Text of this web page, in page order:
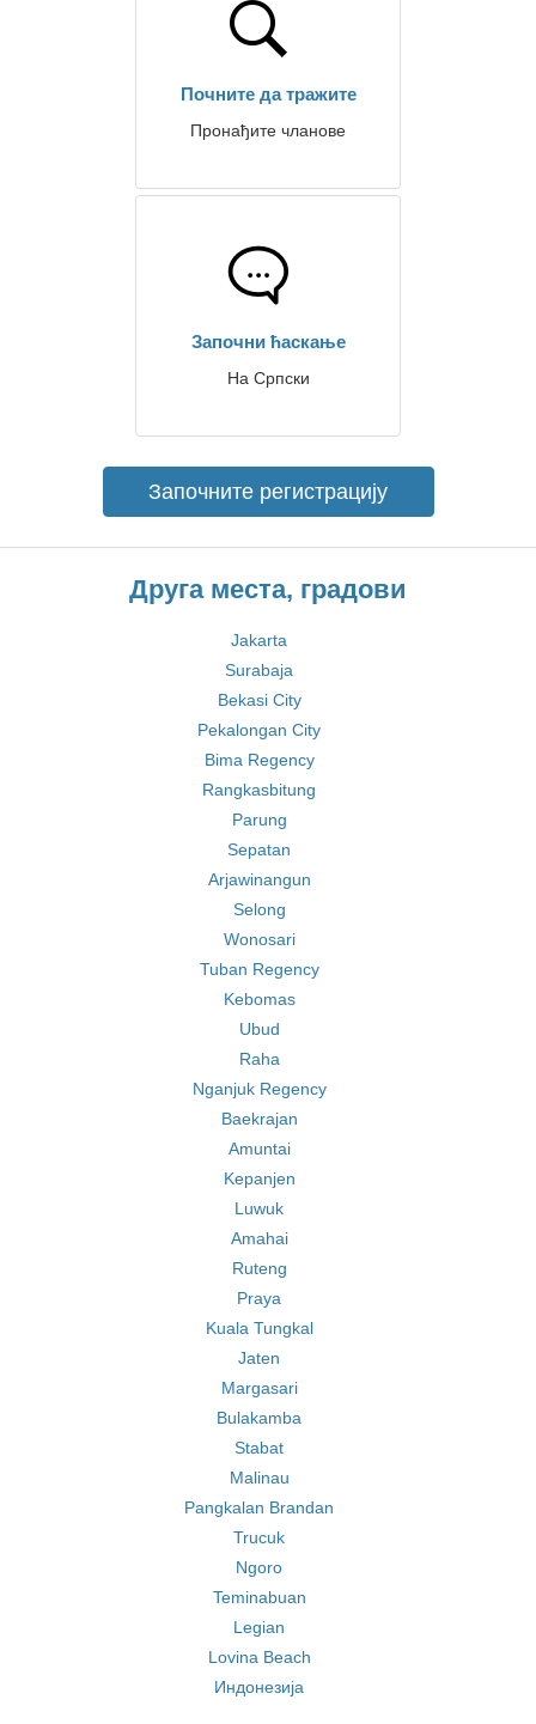
Почните да тражите
Пронађите чланове
Започни ћаскање
На Српски
Започните регистрацију
Друга места, градови
Jakarta
Surabaja
Bekasi City
Pekalongan City
Bima Regency
Rangkasbitung
Parung
Sepatan
Arjawinangun
Selong
Wonosari
Tuban Regency
Kebomas
Ubud
Raha
Nganjuk Regency
Baekrajan
Amuntai
Kepanjen
Luwuk
Amahai
Ruteng
Praya
Kuala Tungkal
Jaten
Margasari
Bulakamba
Stabat
Malinau
Pangkalan Brandan
Trucuk
Ngoro
Teminabuan
Legian
Lovina Beach
Индонезија